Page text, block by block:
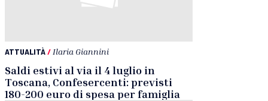
ATTUALITÀ/ Ilaria Giannini
Saldi estivi al via il 4 luglio in
Toscana, Confesercenti: previsti
180-200 euro di spesa per famiglia